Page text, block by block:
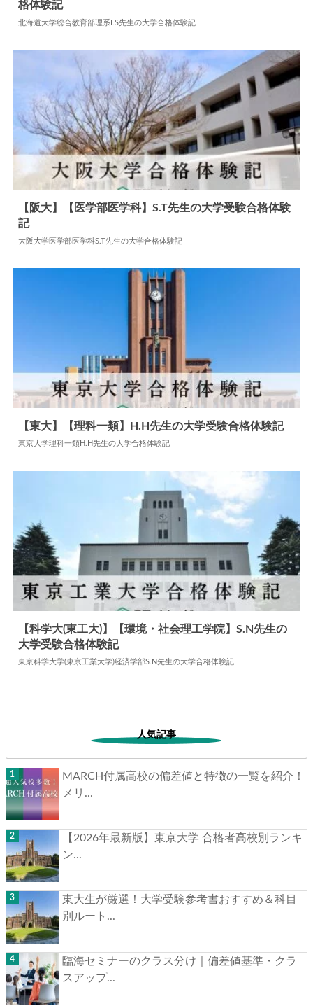
大学合格体験記
格体験記
北海道大学総合教育部理系I.S先生の大学合格体験記
大学合格体験記
【阪大】【医学部医学科】S.T先生の大学受験合格体験
記
大阪大学医学部医学科S.T先生の大学合格体験記
【東大】【理科一類】H.H先生の大学受験合格体験記
東京大学理科一類H.H先生の大学合格体験記
大学合格体験記
【科学大(東工大)】【環境・社会理工学院】S.N先生の
大学受験合格体験記
東京科学大学(東京工業大学)経済学部S.N先生の大学合格体験記
人気記事
MARCH付属高校の偏差値と特徴の一覧を紹介！
メリ...
【2026年最新版】東京大学 合格者高校別ランキ
ン...
東大生が厳選！大学受験参考書おすすめ＆科目
別ルート...
臨海セミナーのクラス分け｜偏差値基準・クラ
スアップ...